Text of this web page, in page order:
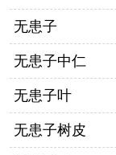
无患子
无患子中仁
无患子叶
无患子树皮